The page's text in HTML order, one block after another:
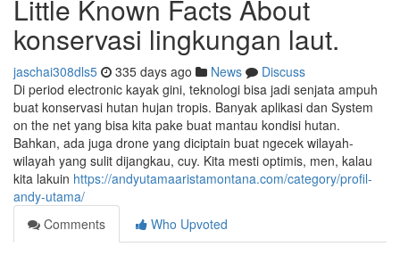
Little Known Facts About
konservasi lingkungan laut.
jaschai308dls5 335 days ago News
Discuss
Di period electronic kayak gini, teknologi bisa jadi senjata ampuh
buat konservasi hutan hujan tropis. Banyak aplikasi dan System
on the net yang bisa kita pake buat mantau kondisi hutan.
Bahkan, ada juga drone yang diciptain buat ngecek wilayah-
wilayah yang sulit dijangkau, cuy. Kita mesti optimis, men, kalau
kita lakuin https://andyutamaaristamontana.com/category/profil-
andy-utama/
Comments
Who Upvoted